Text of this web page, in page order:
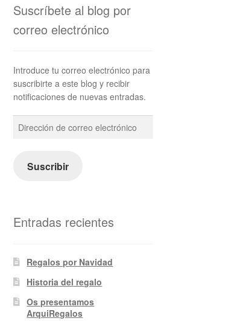
Suscríbete al blog por
correo electrónico
Introduce tu correo electrónico para
suscribirte a este blog y recibir
notificaciones de nuevas entradas.
Dirección
de
electrónico
Suscribir
Entradas recientes
Regalos por Navidad
Historia del regalo
Os presentamos
ArquiRegalos